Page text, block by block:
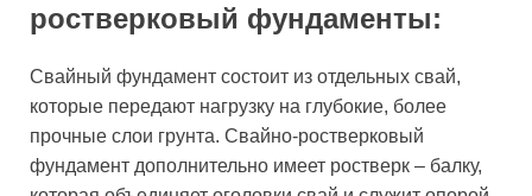
ростверковый фундаменты:
Свайный фундамент состоит из отдельных свай,
которые передают нагрузку на глубокие, более
прочные слои грунта. Свайно-ростверковый
фундамент дополнительно имеет ростверк – балку,